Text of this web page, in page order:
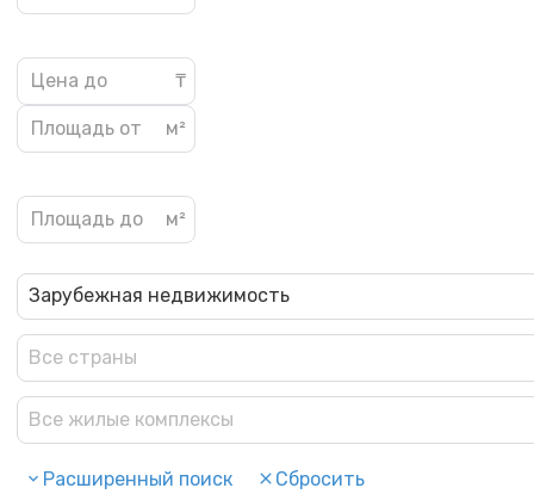
Зарубежная недвижимость
Все страны
Все жилые комплексы
Расширенный поиск Сбросить